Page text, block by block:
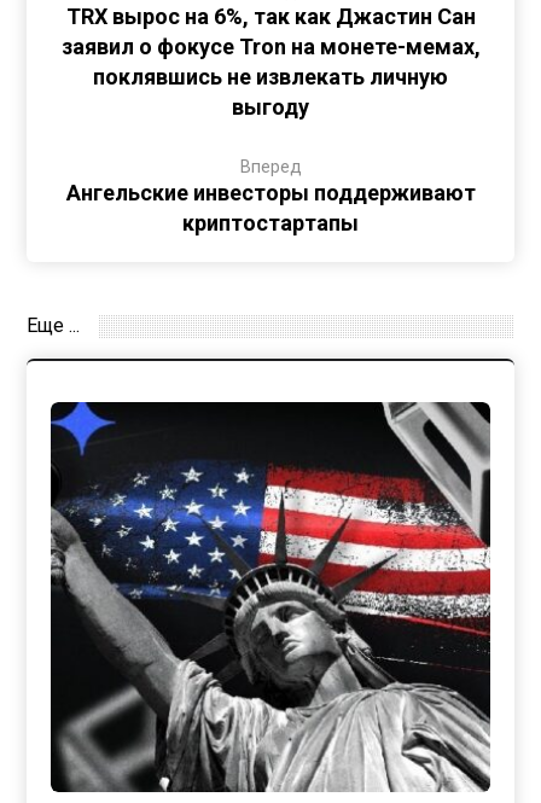
TRX вырос на 6%, так как Джастин Сан
заявил о фокусе Tron на монете-мемах,
поклявшись не извлекать личную
выгоду
Вперед
Ангельские инвесторы поддерживают
криптостартапы
Еще ...